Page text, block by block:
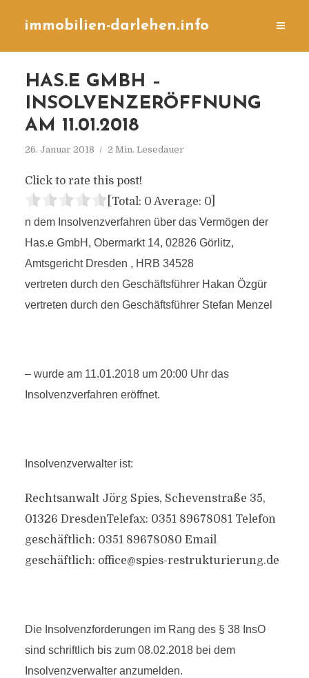
immobilien-darlehen.info
HAS.E GMBH –
INSOLVENZERÖFFNUNG
AM 11.01.2018
26. Januar 2018 2 Min. Lesedauer
Click to rate this post!
[Total: 0 Average: 0]
n dem Insolvenzverfahren über das Vermögen der
Has.e GmbH, Obermarkt 14, 02826 Görlitz,
Amtsgericht Dresden , HRB 34528
vertreten durch den Geschäftsführer Hakan Özgür
vertreten durch den Geschäftsführer Stefan Menzel
– wurde am 11.01.2018 um 20:00 Uhr das
Insolvenzverfahren eröffnet.
Insolvenzverwalter ist:
Rechtsanwalt Jörg Spies, Schevenstraße 35,
01326 DresdenTelefax: 0351 89678081 Telefon
geschäftlich: 0351 89678080 Email
geschäftlich: office@spies-restrukturierung.de
Die Insolvenzforderungen im Rang des § 38 InsO
sind schriftlich bis zum 08.02.2018 bei dem
Insolvenzverwalter anzumelden.